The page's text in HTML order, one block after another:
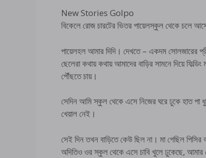
New Stories Golpo
বিকেলে রোজ চারটের ভিতর পায়েলস্কুল থেকে
পায়েলহল আমার দিদি। দেখতে – একদম সোলজারের
ছেলেরা কথায় কথায় আমাদের বাড়ির সামনে দিয়ে
পৌঁছতে চায়।
সেদিন আমি স্কুল থেকে এসে নিজের ঘরে ঢুকে হাত পা
খেয়াল নেই।
সেই দিন তখন বাড়িতে কেউ ছিল না। মা গেছিল
অদিতিও ওর স্কুল থেকে এসে চাবি খুলে ঢুকেছে, আমার